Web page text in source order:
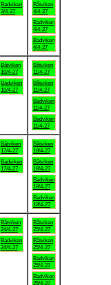
Badviken
3/4-27
Båtviken
4/4-27
Badviken
4/4-27
Badviken
4/4-27
Båtviken
10/4-27
Badviken
10/4-27
Båtviken
11/4-27
Båtviken
11/4-27
Badviken
11/4-27
Badviken
11/4-27
Båtviken
17/4-27
Badviken
17/4-27
Båtviken
18/4-27
Båtviken
18/4-27
Badviken
18/4-27
Badviken
18/4-27
Båtviken
24/4-27
Badviken
24/4-27
Båtviken
25/4-27
Båtviken
25/4-27
Badviken
25/4-27
Badviken
25/4-27